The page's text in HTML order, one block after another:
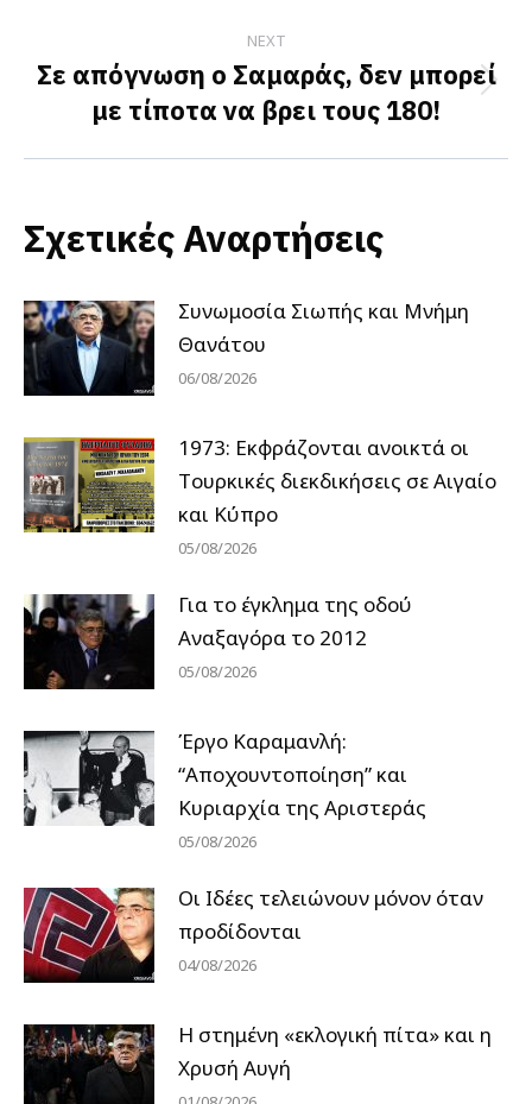
NEXT
Next
post:
Σε απόγνωση ο Σαμαράς, δεν μπορεί
με τίποτα να βρει τους 180!
Σχετικές Αναρτήσεις
Συνωμοσία Σιωπής και Μνήμη
Θανάτου
06/08/2026
1973: Εκφράζονται ανοικτά οι
Tουρκικές διεκδικήσεις σε Αιγαίο
και Κύπρο
05/08/2026
Για το έγκλημα της οδού
Αναξαγόρα το 2012
05/08/2026
Έργο Καραμανλή:
“Αποχουντοποίηση” και
Κυριαρχία της Αριστεράς
05/08/2026
Οι Ιδέες τελειώνουν μόνον όταν
προδίδονται
04/08/2026
Η στημένη «εκλογική πίτα» και η
Χρυσή Αυγή